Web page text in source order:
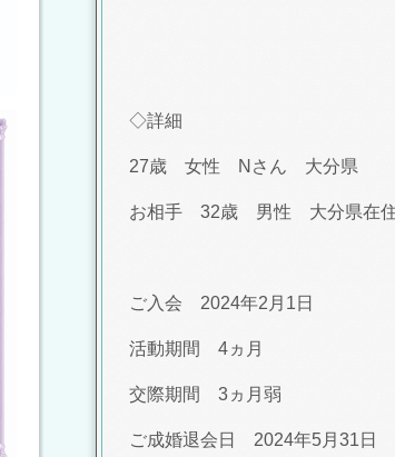
◇詳細
27歳 女性 Nさん 大分県
お相手 32歳 男性 大分県在
ご入会 2024年2月1日
活動期間 4ヵ月
交際期間 3ヵ月弱
ご成婚退会日 2024年5月31日